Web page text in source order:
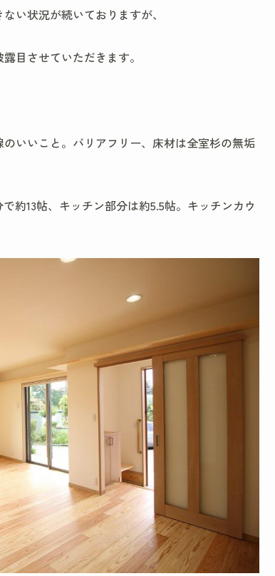
い状況が続いておりますが、
目させていただきます。
いいこと。バリアフリー、床材は全室杉の無垢
約13帖、キッチン部分は約5.5帖。キッチンカウ